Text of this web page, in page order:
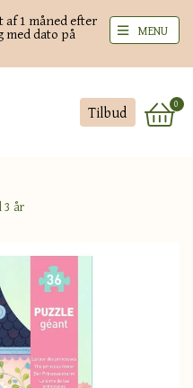
af 1 måned efter
med dato på
Tilbud 0
MENU
3 år